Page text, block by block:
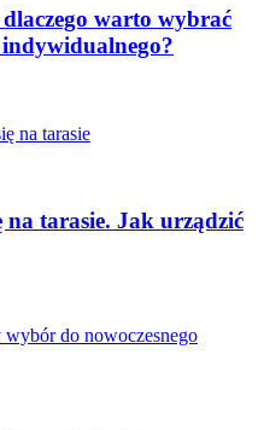
warto wybrać
na tarasie. Jak urządzić